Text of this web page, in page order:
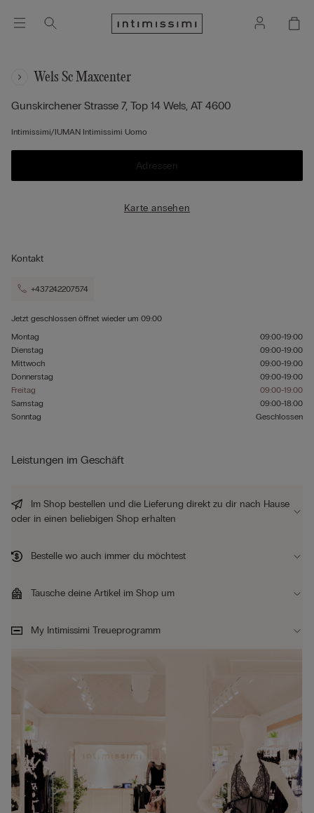
Wels Sc Maxcenter
Gunskirchener Strasse 7, Top 14 Wels, AT 4600
Intimissimi/IUMAN Intimissimi Uomo
Adressen
Karte ansehen
Kontakt
+437242207574
Jetzt geschlossen öffnet wieder um 09:00
Montag
09:00-19:00
Dienstag
09:00-19:00
Mittwoch
09:00-19:00
Donnerstag
09:00-19:00
Freitag
09:00-19:00
Samstag
09:00-18:00
Sonntag
Geschlossen
Leistungen im Geschäft
Im Shop bestellen und die Lieferung direkt zu dir nach Hause
oder in einen beliebigen Shop erhalten
Bestelle wo auch immer du möchtest
Tausche deine Artikel im Shop um
My Intimissimi Treueprogramm